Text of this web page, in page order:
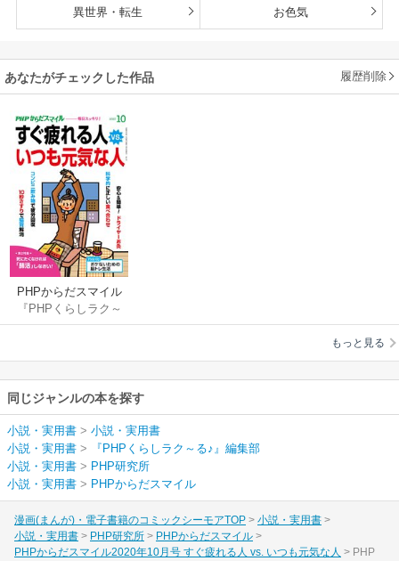
異世界・転生 お色気
あなたがチェックした作品 履歴削除
PHPからだスマイル
2020年10月号 すぐ疲
れる人 vs. いつも元
『PHPくらしラク～
る♪』編集部
もっと見る
同じジャンルの本を探す
小説・実用書 > 小説・実用書
小説・実用書 >
『PHPくらしラク～る♪』編集部
小説・実用書 > PHP研究所
小説・実用書 > PHPからだスマイル
漫画(まんが)・電子書籍のコミックシーモアTOP
小説・実用書
小説・実用書
PHP研究所
PHPからだスマイル
PHPからだスマイル2020年10月号 すぐ疲れる人 vs. いつも元気な人
PHP